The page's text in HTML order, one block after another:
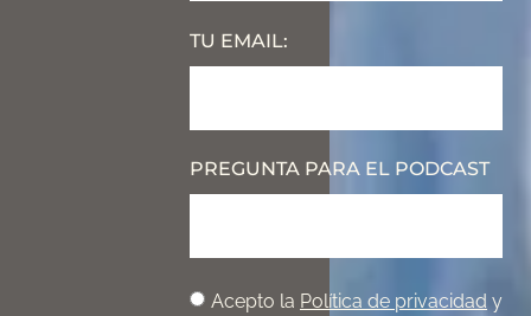
TU EMAIL:
PREGUNTA PARA EL PODCAST
Acepto la Política de privacidad y